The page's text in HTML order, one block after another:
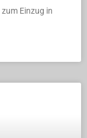
Einzug in